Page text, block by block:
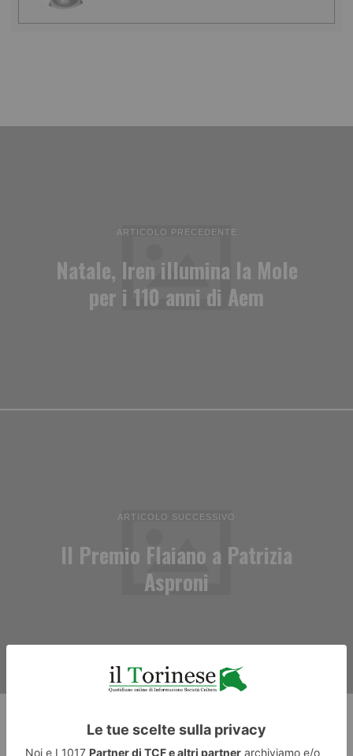
ARTICOLO PRECEDENTE
Natale, Iren illumina la Mole
per i 110 anni di Aem
ARTICOLO SUCCESSIVO
Il Premio Flaiano a Patrizia
Asproni